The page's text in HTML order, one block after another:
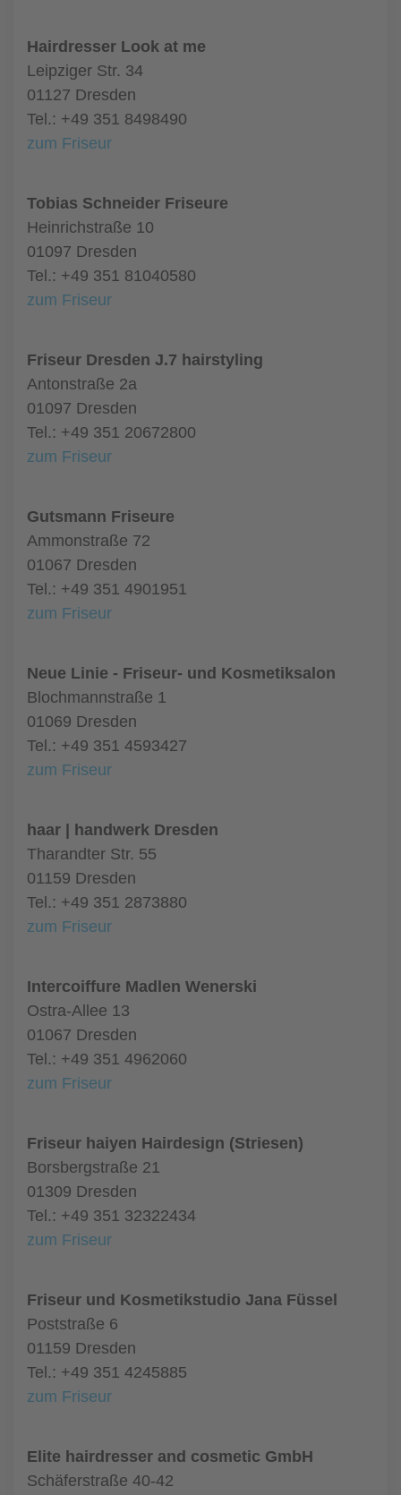
Hairdresser Look at me
Leipziger Str. 34
01127 Dresden
Tel.: +49 351 8498490
zum Friseur
Tobias Schneider Friseure
Heinrichstraße 10
01097 Dresden
Tel.: +49 351 81040580
zum Friseur
Friseur Dresden J.7 hairstyling
Antonstraße 2a
01097 Dresden
Tel.: +49 351 20672800
zum Friseur
Gutsmann Friseure
Ammonstraße 72
01067 Dresden
Tel.: +49 351 4901951
zum Friseur
Neue Linie - Friseur- und Kosmetiksalon
Blochmannstraße 1
01069 Dresden
Tel.: +49 351 4593427
zum Friseur
haar | handwerk Dresden
Tharandter Str. 55
01159 Dresden
Tel.: +49 351 2873880
zum Friseur
Intercoiffure Madlen Wenerski
Ostra-Allee 13
01067 Dresden
Tel.: +49 351 4962060
zum Friseur
Friseur haiyen Hairdesign (Striesen)
Borsbergstraße 21
01309 Dresden
Tel.: +49 351 32322434
zum Friseur
Friseur und Kosmetikstudio Jana Füssel
Poststraße 6
01159 Dresden
Tel.: +49 351 4245885
zum Friseur
Elite hairdresser and cosmetic GmbH
Schäferstraße 40-42